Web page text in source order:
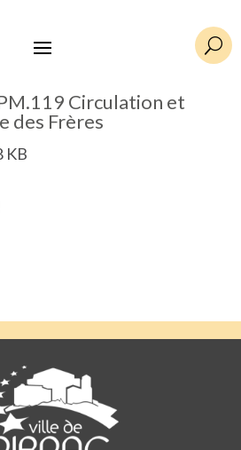
U
Circulation et
des Frères
KB